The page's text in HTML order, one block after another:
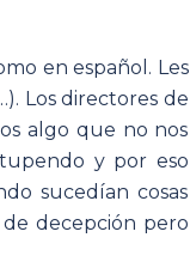
en español. Les
Los directores de
algo que no nos
y por eso
sucedían cosas
decepción pero